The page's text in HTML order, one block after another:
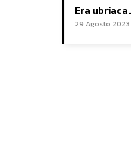
Era
29 Agosto 2023